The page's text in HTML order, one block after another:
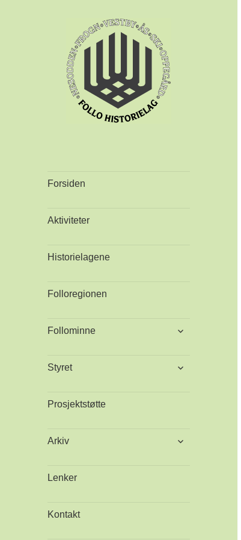
Forsiden
Aktiviteter
Historielagene
Folloregionen
Follominne
utvid
Styret
utvid
Prosjektstøtte
Arkiv
utvid
Lenker
Kontakt